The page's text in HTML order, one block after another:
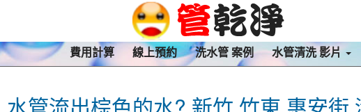
費用計算 線上預約 洗水管 案例 水管清洗 影片